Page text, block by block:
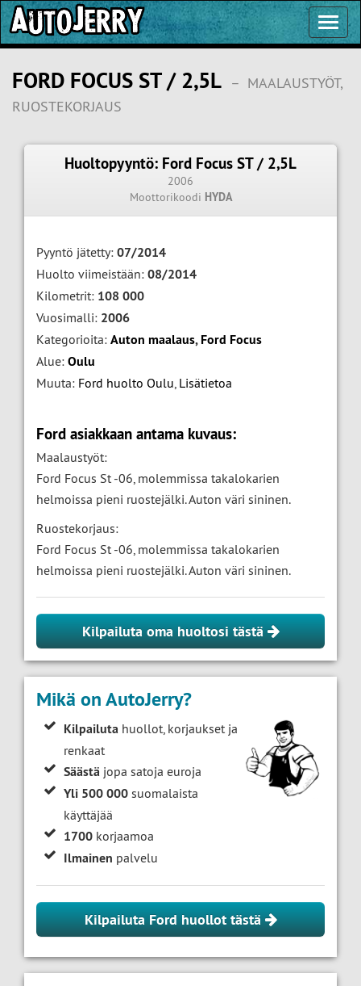
FORD FOCUS ST / 2,5L – MAALAUSTYÖT,
RUOSTEKORJAUS
Huoltopyyntö: Ford Focus ST / 2,5L
2006
Moottorikoodi HYDA
Pyyntö jätetty: 07/2014
Huolto viimeistään: 08/2014
Kilometrit: 108 000
Vuosimalli: 2006
Kategorioita: Auton maalaus,Ford Focus
Alue: Oulu
Muuta: Ford huolto Oulu, Lisätietoa
Ford asiakkaan antama kuvaus:
Maalaustyöt:
Ford Focus St -06, molemmissa takalokarien
helmoissa pieni ruostejälki. Auton väri sininen.
Ruostekorjaus:
Ford Focus St -06, molemmissa takalokarien
helmoissa pieni ruostejälki. Auton väri sininen.
Kilpailuta oma huoltosi tästä
Mikä on AutoJerry?
Kilpailuta huollot, korjaukset ja
renkaat
Säästä jopa satoja euroja
Yli 500 000 suomalaista
käyttäjää
1700 korjaamoa
Ilmainen palvelu
Kilpailuta Ford huollot tästä